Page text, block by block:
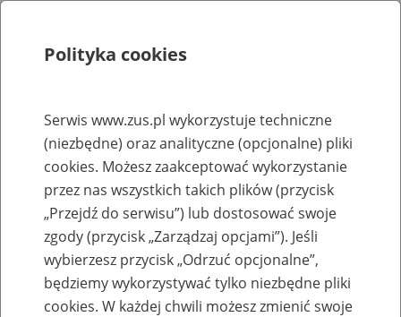
Rejestry, ewidencje i archiwa
Baza zlikwidowanych lub
przekształconych zakładów pracy
Nazwa zakładu pracy:
Polityka cookies
Serwis www.zus.pl wykorzystuje techniczne
(niezbędne) oraz analityczne (opcjonalne) pliki
cookies. Możesz zaakceptować wykorzystanie
przez nas wszystkich takich plików (przycisk
„Przejdź do serwisu”) lub dostosować swoje
zgody (przycisk „Zarządzaj opcjami”). Jeśli
wybierzesz przycisk „Odrzuć opcjonalne”,
będziemy wykorzystywać tylko niezbędne pliki
cookies. W każdej chwili możesz zmienić swoje